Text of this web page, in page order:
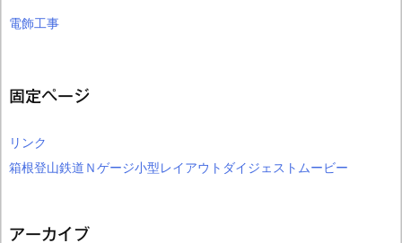
電飾工事
固定ページ
リンク
箱根登山鉄道Ｎゲージ小型レイアウトダイジェストムービー
アーカイブ